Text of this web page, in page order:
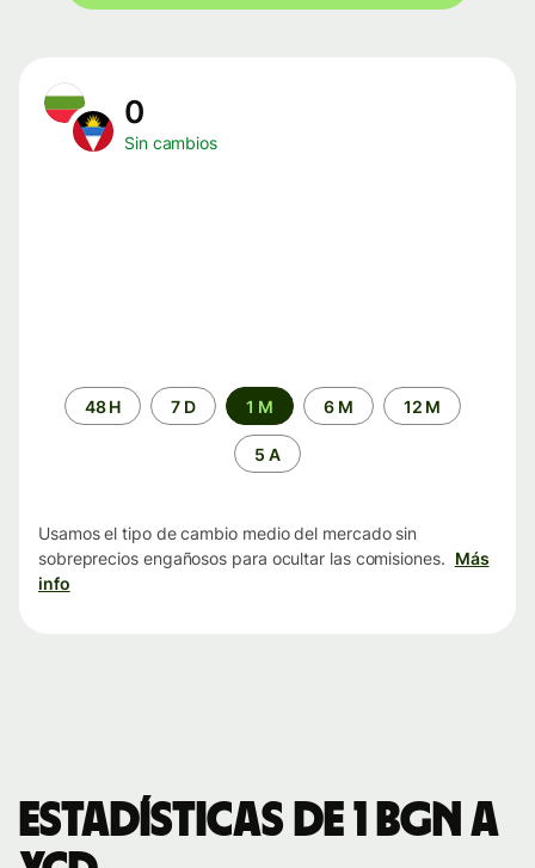
0
Sin cambios
Periodo48 H 7 D 1 M 6 M 12 M
5 A
Usamos el tipo de cambio medio del mercado sin
sobreprecios engañosos para ocultar las comisiones. Más
info
Estadísticas de 1 BGN a